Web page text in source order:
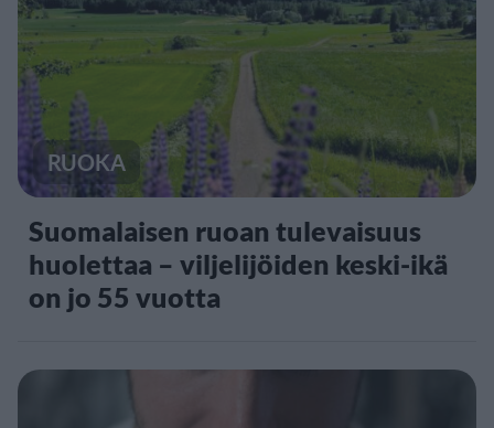
RUOKA
Suomalaisen ruoan tulevaisuus
huolettaa – viljelijöiden keski-ikä
on jo 55 vuotta